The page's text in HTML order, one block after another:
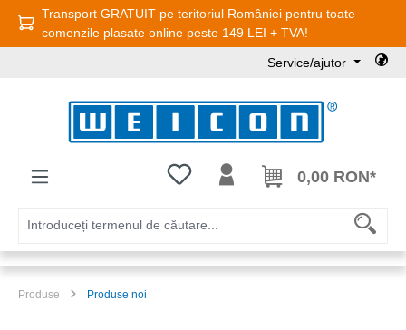
Sari la conținutul principal
Transport GRATUIT pe teritoriul României pentru toate
comenzile plasate online peste 149 LEI + TVA!
Service/ajutor
Aveți 0 articole din lista de dorințe
0,00 RON*
Produse Produse noi